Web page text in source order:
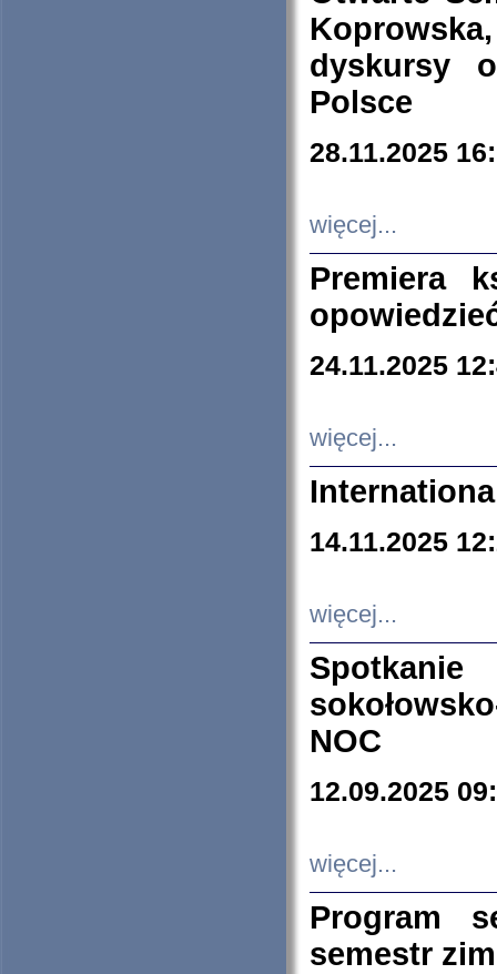
dyskursy
Polsce
28.11.2025
więcej...
Premiera
24.11.2025
więcej...
14.11.2025
więcej...
NOC
12.09.2025
więcej...
Program
semestr